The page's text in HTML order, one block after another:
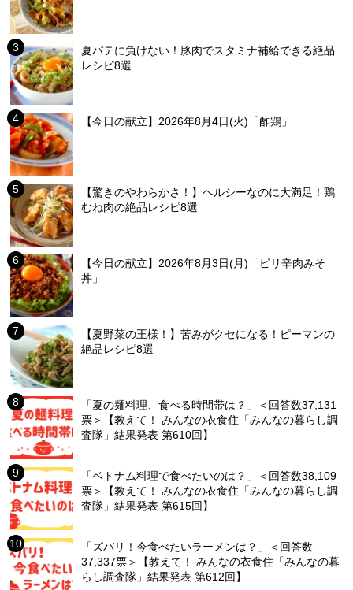
夏バテに負けない！豚肉でスタミナ補給できる絶品
レシピ8選
【今日の献立】2026年8月4日(火)「酢鶏」
【驚きのやわらかさ！】ヘルシーなのに大満足！鶏
むね肉の絶品レシピ8選
【今日の献立】2026年8月3日(月)「ピリ辛肉みそ
丼」
【夏野菜の王様！】苦みがクセになる！ピーマンの
絶品レシピ8選
「夏の麺料理、食べる時間帯は？」＜回答数37,131
票＞【教えて！ みんなの衣食住「みんなの暮らし調
査隊」結果発表 第610回】
「ベトナム料理で食べたいのは？」＜回答数38,109
票＞【教えて！ みんなの衣食住「みんなの暮らし調
査隊」結果発表 第615回】
「ズバリ！今食べたいラーメンは？」＜回答数
37,337票＞【教えて！ みんなの衣食住「みんなの暮
らし調査隊」結果発表 第612回】